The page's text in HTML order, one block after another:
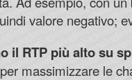
valore negativo;
il RTP più alto su
massimizzare le